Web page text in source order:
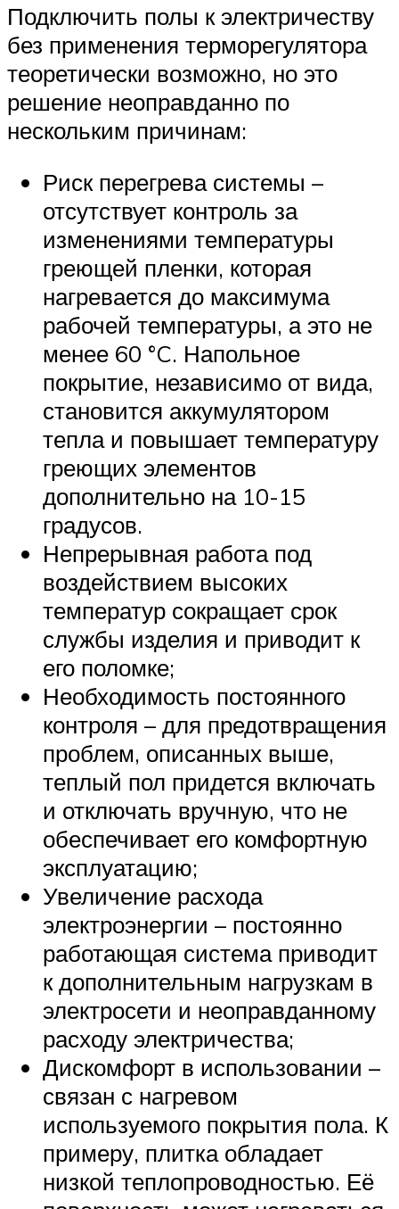
Подключить полы к электричеству
без применения терморегулятора
теоретически возможно, но это
решение неоправданно по
нескольким причинам:
Риск перегрева системы –
отсутствует контроль за
изменениями температуры
греющей пленки, которая
нагревается до максимума
рабочей температуры, а это не
менее 60 °C. Напольное
покрытие, независимо от вида,
становится аккумулятором
тепла и повышает температуру
греющих элементов
дополнительно на 10-15
градусов.
Непрерывная работа под
воздействием высоких
температур сокращает срок
службы изделия и приводит к
его поломке;
Необходимость постоянного
контроля – для предотвращения
проблем, описанных выше,
теплый пол придется включать
и отключать вручную, что не
обеспечивает его комфортную
эксплуатацию;
Увеличение расхода
электроэнергии – постоянно
работающая система приводит
к дополнительным нагрузкам в
электросети и неоправданному
расходу электричества;
Дискомфорт в использовании –
связан с нагревом
используемого покрытия пола. К
примеру, плитка обладает
низкой теплопроводностью. Её